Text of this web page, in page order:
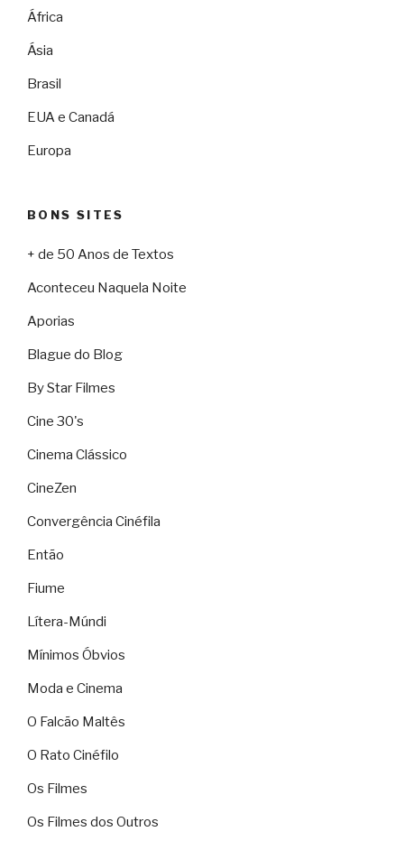
África
Ásia
Brasil
EUA e Canadá
Europa
BONS SITES
+ de 50 Anos de Textos
Aconteceu Naquela Noite
Aporias
Blague do Blog
By Star Filmes
Cine 30's
Cinema Clássico
CineZen
Convergência Cinéfila
Então
Fiume
Lítera-Múndi
Mínimos Óbvios
Moda e Cinema
O Falcão Maltês
O Rato Cinéfilo
Os Filmes
Os Filmes dos Outros